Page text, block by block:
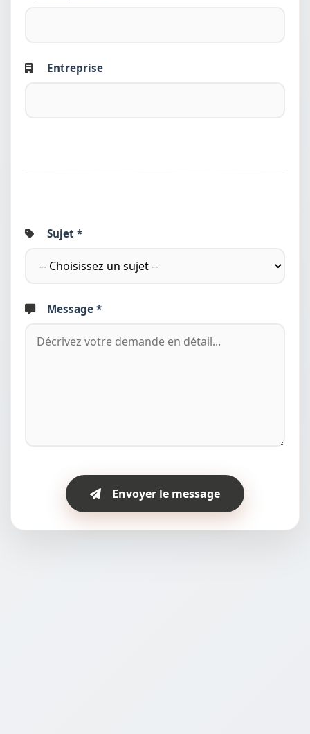
Entreprise
Sujet *
Message *
Envoyer le message